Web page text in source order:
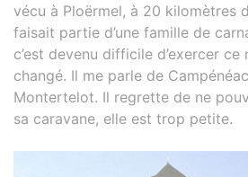
vécu à Ploërmel, à 20 kilomètres
faisait partie d’une famille de
c’est devenu difficile d’exercer ce
changé. Il me parle de
Montertelot. Il regrette de ne
sa caravane, elle est trop petite.